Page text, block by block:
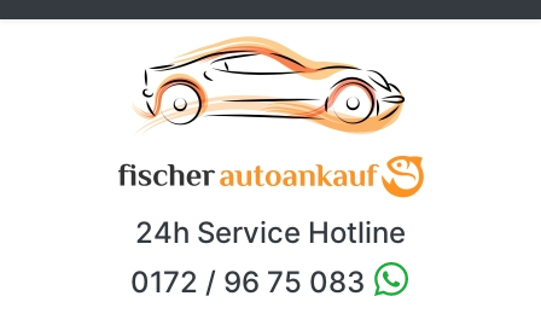
24h Service Hotline
0172 / 96 75 083